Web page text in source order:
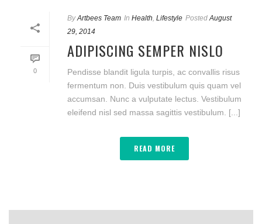
0
By Artbees Team In Health Lifestyle Posted August
29, 2014
ADIPISCING SEMPER NISLO
Pendisse blandit ligula turpis, ac convallis risus
fermentum non. Duis vestibulum quis quam vel
accumsan. Nunc a vulputate lectus. Vestibulum
eleifend nisl sed massa sagittis vestibulum. [...]
READ MORE